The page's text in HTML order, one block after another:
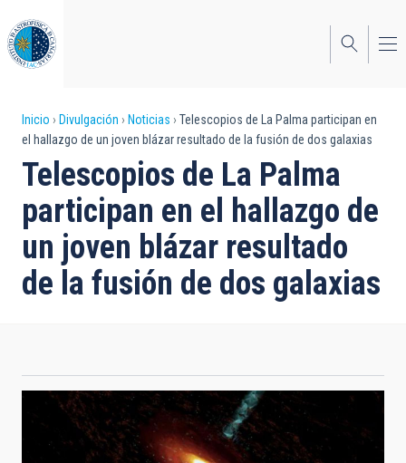
al
contenido
principal
Sobrescribir
enlaces
de
ayuda
a
la
Inicio Divulgación Noticias
Telescopios de La Palma participan en
el hallazgo de un joven blázar resultado de la fusión de dos galaxias
Telescopios de La Palma
participan en el hallazgo de
un joven blázar resultado
de la fusión de dos galaxias